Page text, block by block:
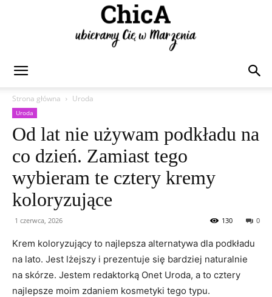
Strona główna
Uroda
Uroda
Od lat nie używam podkładu na
co dzień. Zamiast tego
wybieram te cztery kremy
koloryzujące
1 czerwca, 2026 0
130
Krem koloryzujący to najlepsza alternatywa dla podkładu
na lato. Jest lżejszy i prezentuje się bardziej naturalnie
na skórze. Jestem redaktorką Onet Uroda, a to cztery
najlepsze moim zdaniem kosmetyki tego typu.